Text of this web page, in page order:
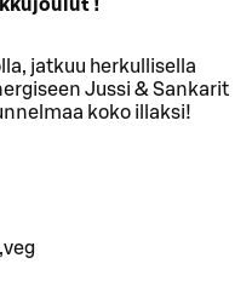
!
jatkuu herkullisella
Jussi & Sankarit
koko illaksi!